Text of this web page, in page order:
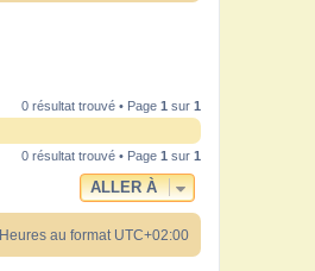
0 résultat trouvé • Page 1 sur 1
0 résultat trouvé • Page 1 sur 1
ALLER À
Heures au format UTC+02:00